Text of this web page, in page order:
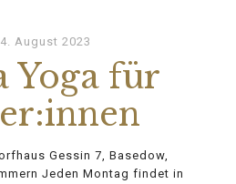
August 2023
Yoga für
Gessin 7, Basedow,
Jeden Montag findet in